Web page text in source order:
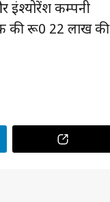
इंश्योरेंश कम्पनी
की रू0 22 लाख की